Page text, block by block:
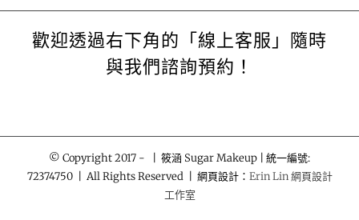
歡迎透過右下角的「線上客服」隨時
與我們諮詢預約！
© Copyright 2017 -
| 筱涵 Sugar Makeup | 統一編號:
72374750 | All Rights Reserved | 網頁設計： Erin Lin 網頁設計
工作室